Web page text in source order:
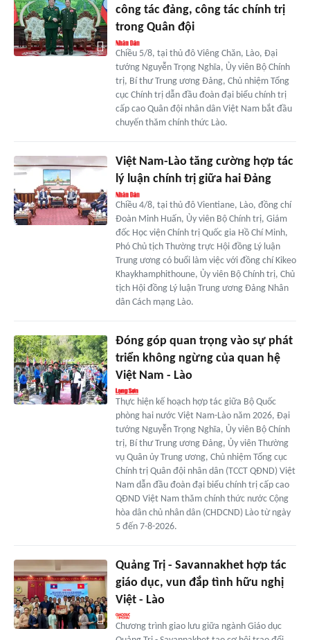
công tác đảng, công tác chính trị
trong Quân đội
Chiều 5/8, tại thủ đô Viêng Chăn, Lào, Đại
tướng Nguyễn Trọng Nghĩa, Ủy viên Bộ Chính
trị, Bí thư Trung ương Đảng, Chủ nhiệm Tổng
cục Chính trị dẫn đầu đoàn đại biểu chính trị
cấp cao Quân đội nhân dân Việt Nam bắt đầu
chuyến thăm chính thức Lào.
Việt Nam-Lào tăng cường hợp tác
lý luận chính trị giữa hai Đảng
Chiều 4/8, tại thủ đô Vientiane, Lào, đồng chí
Đoàn Minh Huấn, Ủy viên Bộ Chính trị, Giám
đốc Học viện Chính trị Quốc gia Hồ Chí Minh,
Phó Chủ tịch Thường trực Hội đồng Lý luận
Trung ương có buổi làm việc với đồng chí Kikeo
Khaykhamphithoune, Ủy viên Bộ Chính trị, Chủ
tịch Hội đồng Lý luận Trung ương Đảng Nhân
dân Cách mạng Lào.
Đóng góp quan trọng vào sự phát
triển không ngừng của quan hệ
Việt Nam - Lào
Thực hiện kế hoạch hợp tác giữa Bộ Quốc
phòng hai nước Việt Nam-Lào năm 2026, Đại
tướng Nguyễn Trọng Nghĩa, Ủy viên Bộ Chính
trị, Bí thư Trung ương Đảng, Ủy viên Thường
vụ Quân ủy Trung ương, Chủ nhiệm Tổng cục
Chính trị Quân đội nhân dân (TCCT QĐND) Việt
Nam dẫn đầu đoàn đại biểu chính trị cấp cao
QĐND Việt Nam thăm chính thức nước Cộng
hòa dân chủ nhân dân (CHDCND) Lào từ ngày
5 đến 7-8-2026.
Quảng Trị - Savannakhet hợp tác
giáo dục, vun đắp tình hữu nghị
Việt - Lào
Chương trình giao lưu giữa ngành Giáo dục